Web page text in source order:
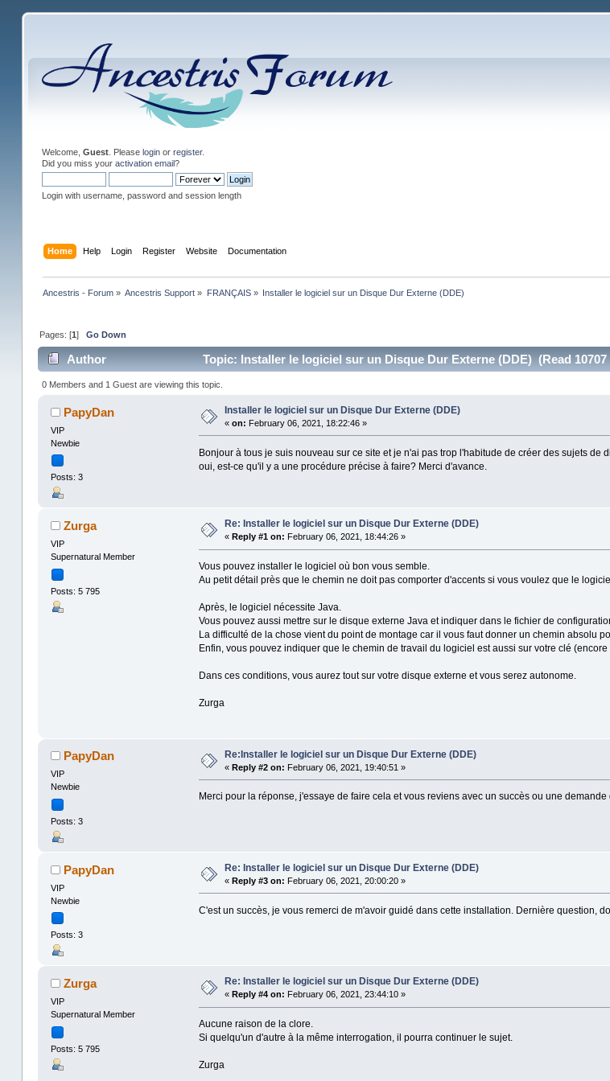
Welcome, Guest. Please loginor register.
Did you miss your activation email?
Login with username, password and session length
Home Help Login Register Website Documentation
Ancestris - Forum » Ancestris Support » FRANÇAIS» Installer le logiciel sur un Disque Dur Externe (DDE)
Pages: [1]Go Down
Author Topic: Installer le logiciel sur un Disque Dur Externe (DDE) (Read 10707
0 Members and 1 Guest are viewing this topic.
PapyDan
VIP
Newbie
Posts: 3
Installer le logiciel sur un Disque Dur Externe (DDE)
« on: February 06, 2021, 18:22:46 »
Bonjour à tous je suis nouveau sur ce site et je n'ai pas trop l'habitude de créer des sujets
oui, est-ce qu'il y a une procédure précise à faire? Merci d'avance.
Zurga
VIP
Supernatural Member
Posts: 5 795
Re: Installer le logiciel sur un Disque Dur Externe (DDE)
« Reply #1 on: February 06, 2021, 18:44:26 »
Vous pouvez installer le logiciel où bon vous semble.
Au petit détail près que le chemin ne doit pas comporter d'accents si vous voulez que le
Après, le logiciel nécessite Java.
Vous pouvez aussi mettre sur le disque externe Java et indiquer dans le fichier de
La difficulté de la chose vient du point de montage car il vous faut donner un chemin absolu
Enfin, vous pouvez indiquer que le chemin de travail du logiciel est aussi sur votre clé
Dans ces conditions, vous aurez tout sur votre disque externe et vous serez autonome.
Zurga
PapyDan
VIP
Newbie
Posts: 3
Re:Installer le logiciel sur un Disque Dur Externe (DDE)
« Reply #2 on: February 06, 2021, 19:40:51 »
Merci pour la réponse, j'essaye de faire cela et vous reviens avec un succès ou une
PapyDan
VIP
Newbie
Posts: 3
Re: Installer le logiciel sur un Disque Dur Externe (DDE)
« Reply #3 on: February 06, 2021, 20:00:20 »
C'est un succès, je vous remerci de m'avoir guidé dans cette installation. Dernière question,
Zurga
VIP
Supernatural Member
Posts: 5 795
Re: Installer le logiciel sur un Disque Dur Externe (DDE)
« Reply #4 on: February 06, 2021, 23:44:10 »
Aucune raison de la clore.
Si quelqu'un d'autre à la même interrogation, il pourra continuer le sujet.
Zurga